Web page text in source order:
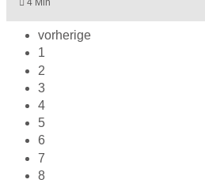
4 Min
vorherige
1
2
3
4
5
6
7
8